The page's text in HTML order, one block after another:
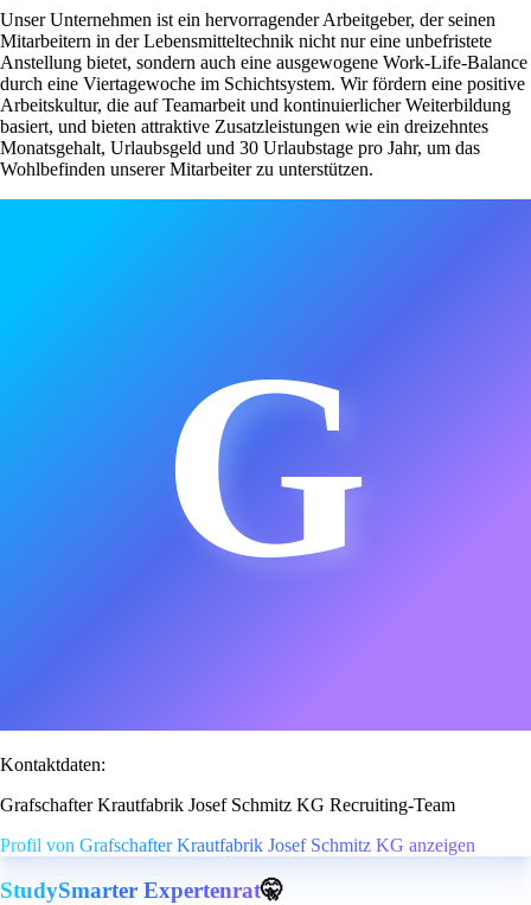
Unser Unternehmen ist ein hervorragender Arbeitgeber, der seinen
Mitarbeitern in der Lebensmitteltechnik nicht nur eine unbefristete
Anstellung bietet, sondern auch eine ausgewogene Work-Life-Balance
durch eine Viertagewoche im Schichtsystem. Wir fördern eine positive
Arbeitskultur, die auf Teamarbeit und kontinuierlicher Weiterbildung
basiert, und bieten attraktive Zusatzleistungen wie ein dreizehntes
Monatsgehalt, Urlaubsgeld und 30 Urlaubstage pro Jahr, um das
Wohlbefinden unserer Mitarbeiter zu unterstützen.
G
Kontaktdaten:
Grafschafter Krautfabrik Josef Schmitz KG Recruiting-Team
Profil von Grafschafter Krautfabrik Josef Schmitz KG anzeigen
StudySmarter Expertenrat🤫